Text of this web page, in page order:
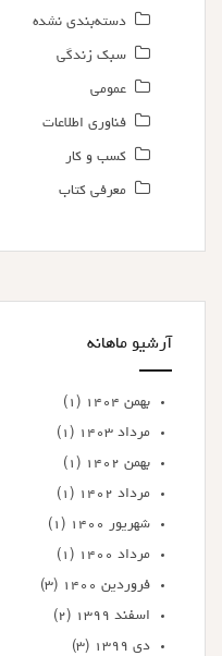
دسته‌بندی نشده
سبک زندگی
عمومی
فناوری اطلاعات
کسب و کار
معرفی کتاب
آرشیو ماهانه
بهمن ۱۴۰۴
(۱)
مرداد ۱۴۰۳
(۱)
بهمن ۱۴۰۲
(۱)
مرداد ۱۴۰۲
(۱)
شهریور ۱۴۰۰
(۱)
مرداد ۱۴۰۰
(۱)
فروردین ۱۴۰۰
(۳)
اسفند ۱۳۹۹
(۲)
دی ۱۳۹۹
(۳)